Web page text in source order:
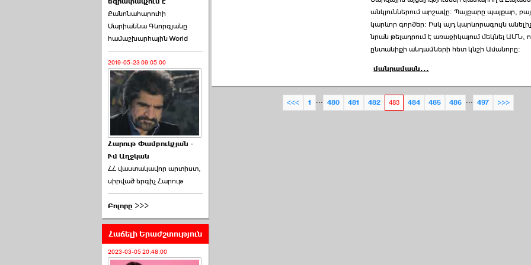
Ռուբեն Ռուբինյանը ›››
2026-06-23 21:28:00
«Ժողովուրդ»-ը
հերթական ›››
2026-06-21 23:00:00
armlur.ՔՊ-ի ներսում
սպասում են ›››
Քանոնահարուհի
Մարիաննա Գևորգյանը
համաշխարհային World
2019-05-23 09:05:00
Հարութ Փամբուկչյան -
Ւմ Աղջկան
ՀՀ վաստակավոր արտիստ,
սիրված երգիչ Հարութ
Բոլորը >>>
Հաճելի Երաժշտություն
2023-03-05 20:48:00
անկյուններում արշավը: Պայքարը պայքար,
կարևոր գործեր: Իսկ այդ կարևորագույն
նրան թելադրում է առաջիկայում մեկնել ԱՄՆ,
ընտանիքի անդամների հետ կնշի Ամանորը:
մանրամասն...
<<< 1 ... 480 481 482 483 484 485 486 ... 497 >>>